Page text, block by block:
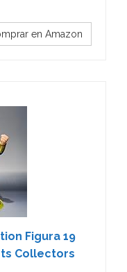
en Amazon
Figura 19
Collectors